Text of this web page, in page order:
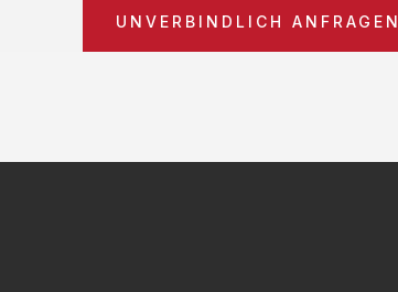
UNVERBINDLICH ANFRAGEN